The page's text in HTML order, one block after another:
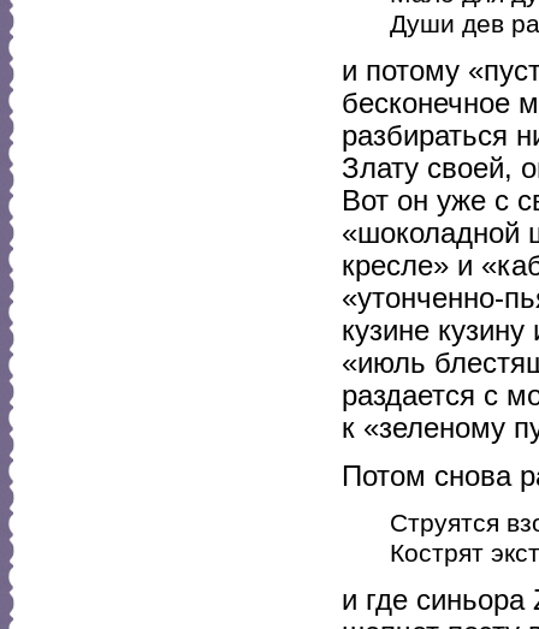
Души дев
и потому
бесконечное
разбираться
Злату своей,
Вот он уже с
«шоколадной
кресле» и
«утонченно-
кузине
«июль
раздается с
к «зеленому
Потом снова
Струятся
Кострят
и где синьора